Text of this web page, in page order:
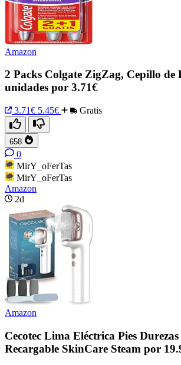
Amazon
2 Packs Colgate ZigZag, Cepillo de
unidades por 3.71€
3.71€ 5.45€ Gratis
658
0
MirY_oFerTas
MirY_oFerTas
Amazon
2d
Amazon
Cecotec Lima Eléctrica Pies
Recargable SkinCare Steam por